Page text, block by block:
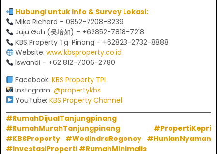
Hubungi untuk Info & Survey Lokasi:
Mike Richard – 0852-7208-8239
Juju Goh (吴培如) – +62852-7818-7218
KBS Property Tg. Pinang – +62823-2732-8888
Website: www.kbsproperty.co.id
Iswandi – +62 812-7006-2780
Facebook: KBS Property TPI
Instagram: @propertykbs
YouTube: KBS Property Channel
#RumahDijualTanjungpinang
#RumahMurahTanjungpinang #PropertiKepri
#KBSProperty #WedindraRegency #HunianNyaman
#InvestasiProperti #RumahMinimalis